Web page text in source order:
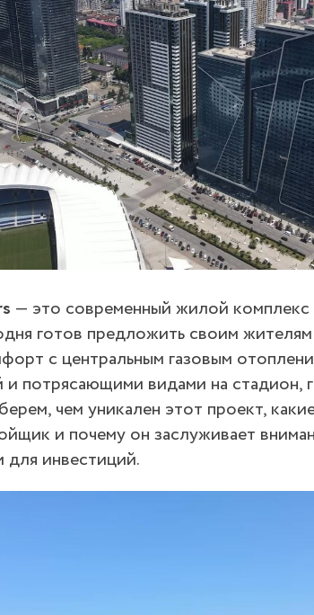
— это современный жилой
готов предложить своим
с центральным газовым
и потрясающими видами на стадион,
чем уникален этот проект,
и почему он заслуживает
для инвестиций.